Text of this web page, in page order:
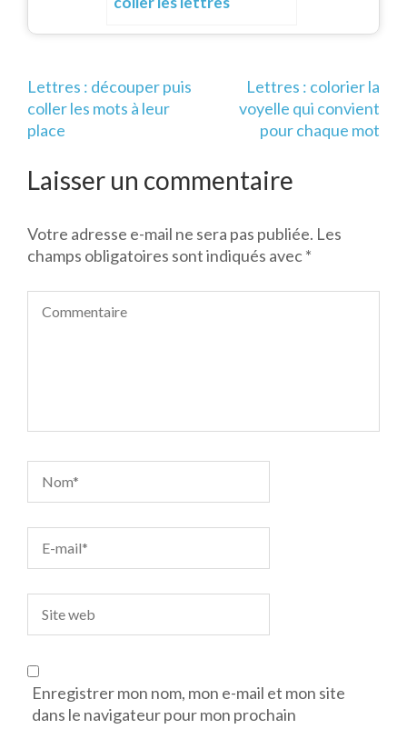
Navigation
de
l’article
Lettres : découper puis
coller les mots à leur
place
Lettres : colorier la
voyelle qui convient
pour chaque mot
Laisser un commentaire
Votre adresse e-mail ne sera pas publiée. Les
champs obligatoires sont indiqués avec*
Enregistrer mon nom, mon e-mail et mon site
dans le navigateur pour mon prochain